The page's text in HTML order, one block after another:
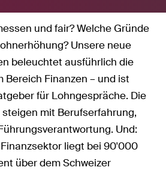
und fair? Welche Gründe
Unsere neue
beleuchtet ausführlich die
Bereich Finanzen – und ist
für Lohngespräche. Die
mit Berufserfahrung,
Und:
liegt bei 90'000
über dem Schweizer